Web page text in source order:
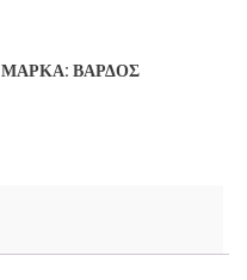
ΜΆΡΚΑ: ΒΆΡΔΟΣ